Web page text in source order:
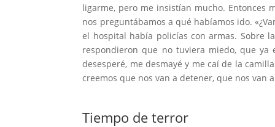
ligarme, pero me insistían mucho. Entonces
nos preguntábamos a qué habíamos ido.
el hospital había policías con armas. Sobre
respondieron que no tuviera miedo, que ya
desesperé, me desmayé y me caí de la
creemos que nos van a detener, que nos van
Tiempo de terror